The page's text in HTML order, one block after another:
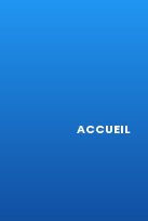
ACCUEIL